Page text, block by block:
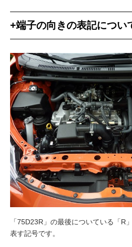
+端子の向きの表記につい
「75D23R」の最後についている「R
表す記号です。